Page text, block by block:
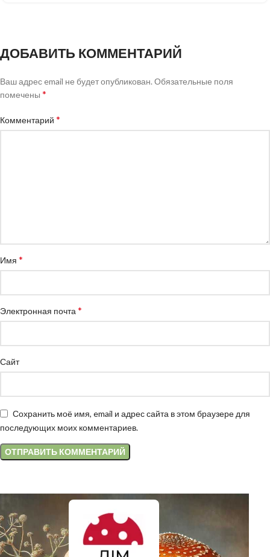
ДОБАВИТЬ КОММЕНТАРИЙ
Ваш адрес email не будет опубликован. Обязательные поля
помечены *
Комментарий *
Имя *
Электронная почта *
Сайт
Сохранить моё имя, email и адрес сайта в этом браузере для
последующих моих комментариев.